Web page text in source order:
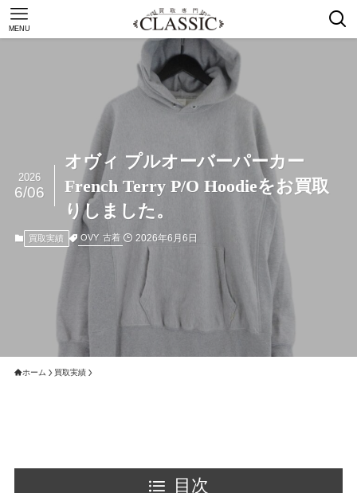
MENU
オヴィ プルオーバーパーカー
French Terry P/O Hoodieをお買取
りしました。
2026
6/06
買取実績 OVY 古着 2026年6月6日
ホーム 買取実績
目次